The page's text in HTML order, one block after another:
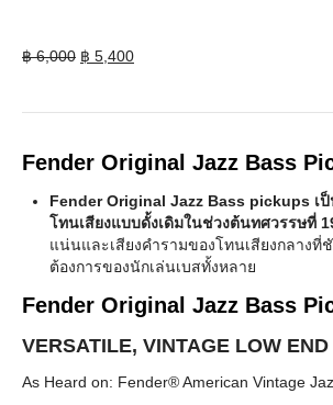
฿6,000 Original
฿ 5,400Current
Fender Original Jazz Bass
Fender Original Jazz Bass pickups เ
โทนเสียงแบบดั้งเดิมในช่วงต้นทศวรรษที่
แน่นและเสียงคำรามของโทนเสียงกลางที่
ต้องการของนักเล่นเบสทั้งหลาย
Fender Original Jazz Bass
VERSATILE, VINTAGE LOW END
As Heard on: Fender® American Vintage